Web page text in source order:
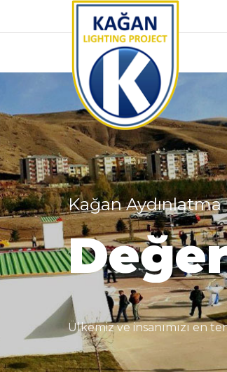
Kağan Aydınlatma
Ülkemiz ve insanımızı en